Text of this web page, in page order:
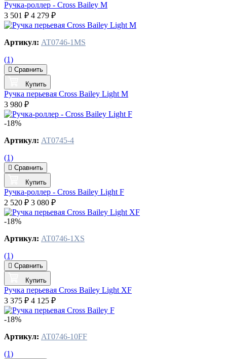
Ручка-роллер - Cross Bailey М
3 501 ₽ 4 279 ₽
Артикул: AT0746-1MS
(1)
Сравнить
Купить
Ручка перьевая Cross Bailey Light M
3 980 ₽
-18%
Артикул: AT0745-4
(1)
Сравнить
Купить
Ручка-роллер - Cross Bailey Light F
2 520 ₽ 3 080 ₽
-18%
Артикул: AT0746-1XS
(1)
Сравнить
Купить
Ручка перьевая Cross Bailey Light XF
3 375 ₽ 4 125 ₽
-18%
Артикул: AT0746-10FF
(1)